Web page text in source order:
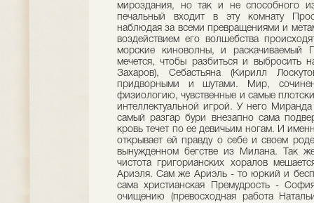
мироздания, но так и не способного
печальный входит в эту комнату
наблюдая за всеми превращениями и
воздействием его волшебства
морские киноволны, и раскачиваемый
мечется, чтобы разбиться и выбросить
Захаров), Себастьяна (Кирилл
придворными и шутами. Мир,
физиологию, чувственные и самые
интеллектуальной игрой. У него
самый разгар бури внезапно сама
кровь течет по ее девичьим ногам. И
открывает ей правду о себе и своем
вынужденном бегстве из Милана. Так
чистота григорианских хоралов
Ариэля. Сам же Ариэль - то юркий и
сама христианская Премудрость -
очищению (превосходная работа